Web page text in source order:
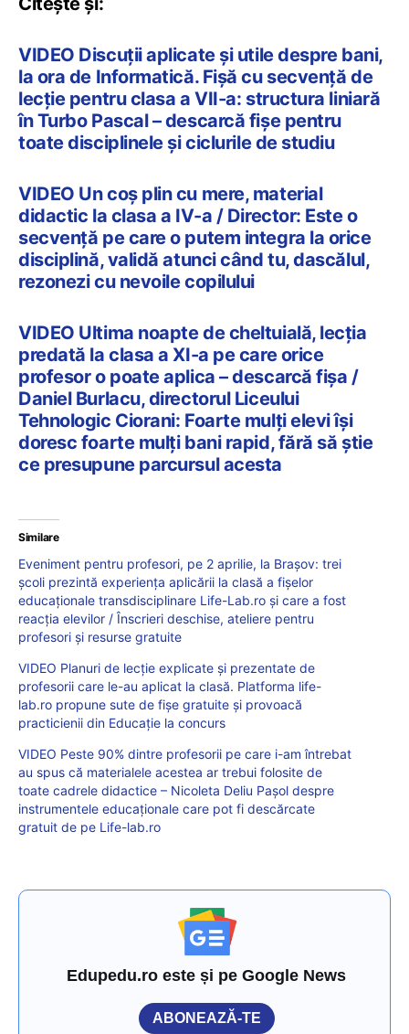
VIDEO Discuții aplicate și utile despre bani,
la ora de Informatică. Fișă cu secvență de
lecție pentru clasa a VII-a: structura liniară
în Turbo Pascal – descarcă fișe pentru
toate disciplinele și ciclurile de studiu
VIDEO Un coș plin cu mere, material
didactic la clasa a IV-a / Director: Este o
secvență pe care o putem integra la orice
disciplină, validă atunci când tu, dascălul,
rezonezi cu nevoile copilului
VIDEO Ultima noapte de cheltuială, lecția
predată la clasa a XI-a pe care orice
profesor o poate aplica – descarcă fișa /
Daniel Burlacu, directorul Liceului
Tehnologic Ciorani: Foarte mulți elevi își
doresc foarte mulți bani rapid, fără să știe
ce presupune parcursul acesta
Similare
Eveniment pentru profesori, pe 2 aprilie, la Brașov: trei
școli prezintă experiența aplicării la clasă a fișelor
educaționale transdisciplinare Life-Lab.ro și care a fost
reacția elevilor / Înscrieri deschise, ateliere pentru
profesori și resurse gratuite
VIDEO Planuri de lecție explicate și prezentate de
profesorii care le-au aplicat la clasă. Platforma life-
lab.ro propune sute de fișe gratuite și provoacă
practicienii din Educație la concurs
VIDEO Peste 90% dintre profesorii pe care i-am întrebat
au spus că materialele acestea ar trebui folosite de
toate cadrele didactice – Nicoleta Deliu Pașol despre
instrumentele educaționale care pot fi descărcate
gratuit de pe Life-lab.ro
Edupedu.ro este și pe Google News
ABONEAZĂ-TE